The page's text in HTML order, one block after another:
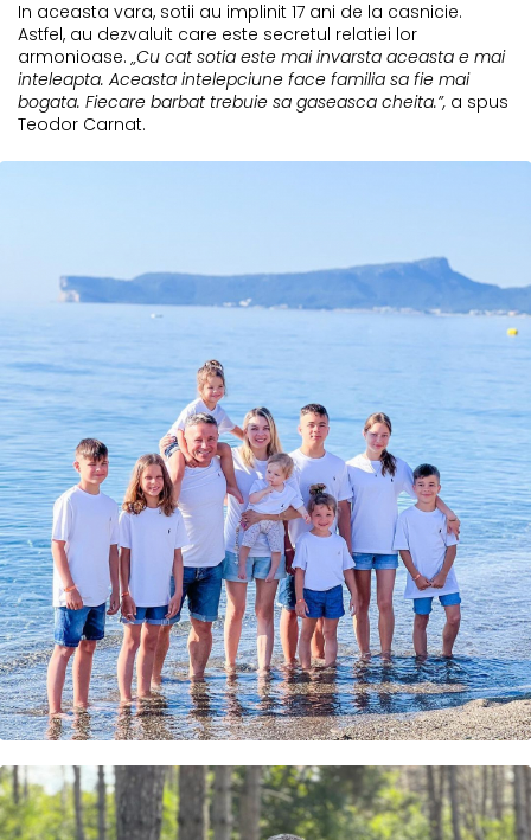
In aceasta vara, sotii au implinit 17 ani de la casnicie.
Astfel, au dezvaluit care este secretul relatiei lor
armonioase.„Cu cat sotia este mai invarsta aceasta e mai
inteleapta. Aceasta intelepciune face familia sa fie mai
bogata. Fiecare barbat trebuie sa gaseasca cheita.”, a spus
Teodor Carnat.